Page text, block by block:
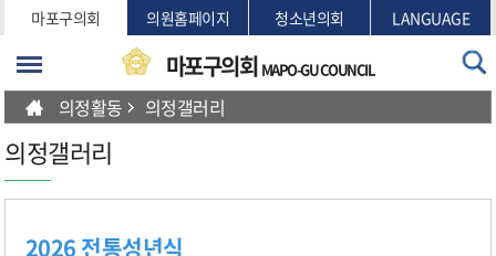
본문바로가기
마포구의회 의원홈페이지 청소년의회 LANGUAGE
마포구의회 MAPO-GU COUNCIL
의정활동 의정갤러리
의정갤러리
2026 전통성년식